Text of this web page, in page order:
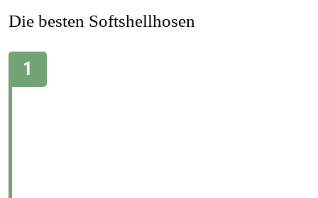
Die besten Softshellhosen